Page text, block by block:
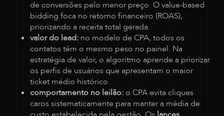
de conversões pelo menor preço. O value-based
bidding foca no retorno financeiro (ROAS),
priorizando a receita total gerada.
valor do lead: no modelo de CPA, todos os
contatos têm o mesmo peso no painel. Na
estratégia de valor, o algoritmo aprende a priorizar
os perfis de usuários que apresentam o maior
ticket médio histórico.
comportamento no leilão: o CPA evita cliques
caros sistematicamente para manter a média de